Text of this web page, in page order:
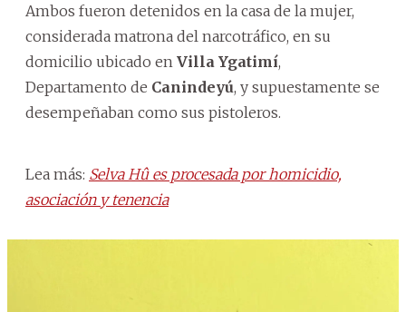
Ambos fueron detenidos en la casa de la mujer,
considerada matrona del narcotráfico, en su
domicilio ubicado en Villa Ygatimí,
Departamento de Canindeyú, y supuestamente se
desempeñaban como sus pistoleros.
Lea más: Selva Hû es procesada por homicidio,
asociación y tenencia